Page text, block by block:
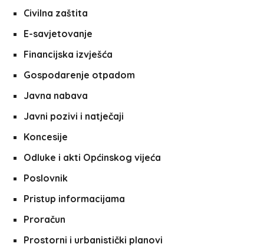
Civilna zaštita
E-savjetovanje
Financijska izvješća
Gospodarenje otpadom
Javna nabava
Javni pozivi i natječaji
Koncesije
Odluke i akti Općinskog vijeća
Poslovnik
Pristup informacijama
Proračun
Prostorni i urbanistički planovi